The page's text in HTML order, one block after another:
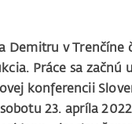
Demitru v Trenčíne
Práce sa začnú
konferencii
23. apríla